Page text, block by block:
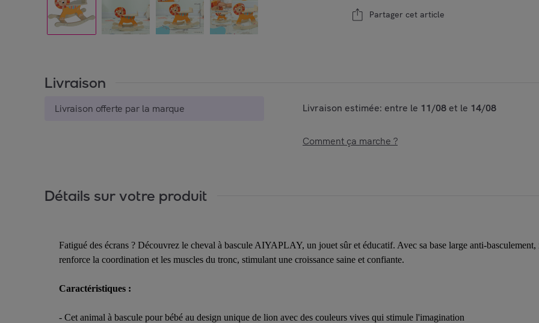
Partager cet article
Livraison
Livraison offerte par la marque Livraison estimée: entre le 11/08 et le 14/08
Comment ça marche ?
Détails sur votre produit
Fatigué des écrans ? Découvrez le cheval à bascule AIYAPLAY, un jouet sûr et éducatif. Avec sa base large anti-
renforce la coordination et les muscles du tronc, stimulant une croissance saine et confiante.
Caractéristiques :
- Cet animal à bascule pour bébé au design unique de lion avec des couleurs vives qui stimule l'imagination